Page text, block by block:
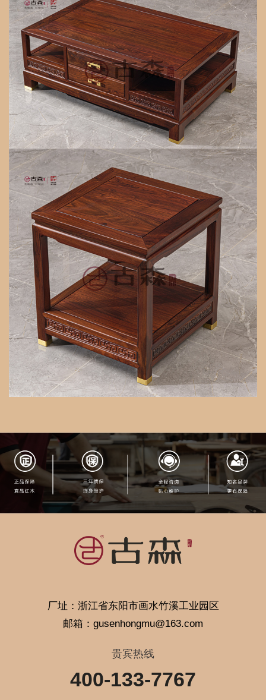
厂址：浙江省东阳市画水竹溪工业园区
邮箱：gusenhongmu@163.com
贵宾热线
400-133-7767